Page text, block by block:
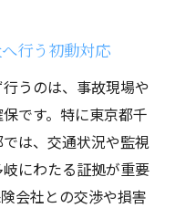
際のポイント
メリットと注意点
弁護士が交渉する
が重視する証拠収
行う初動対応
うのは、事故現場や
です。特に東京都千
は、交通状況や監視
にわたる証拠が重要
会社との交渉や損害